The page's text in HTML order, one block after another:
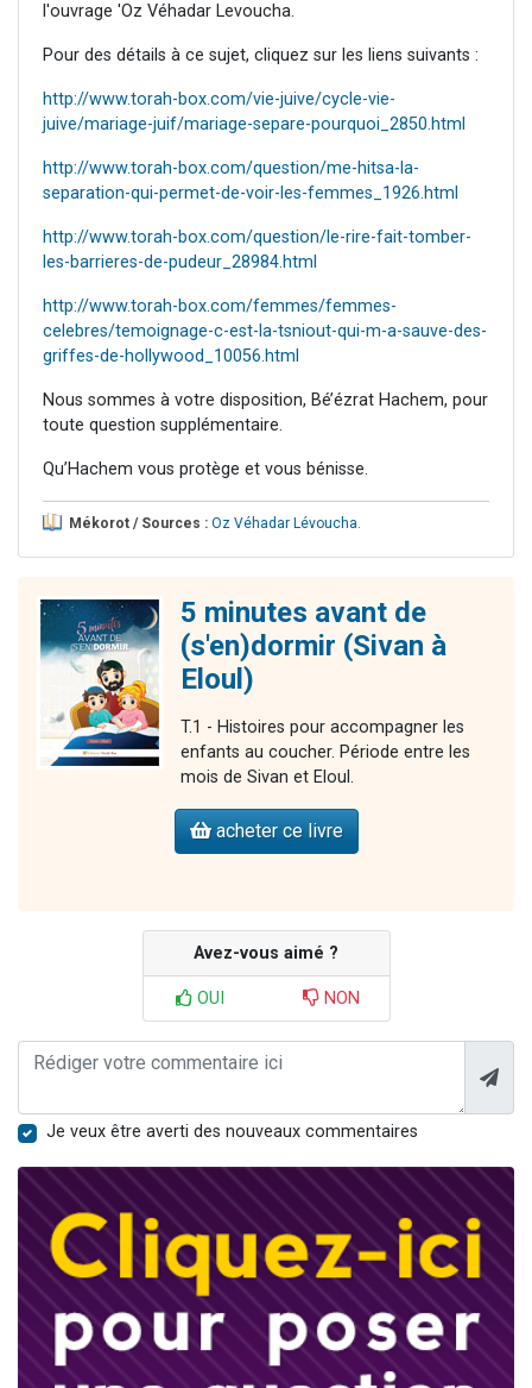
l'ouvrage 'Oz Véhadar Levoucha.
Pour des détails à ce sujet, cliquez sur les liens suivants :
http://www.torah-box.com/vie-juive/cycle-vie-
juive/mariage-juif/mariage-separe-pourquoi_2850.html
http://www.torah-box.com/question/me-hitsa-la-
separation-qui-permet-de-voir-les-femmes_1926.html
http://www.torah-box.com/question/le-rire-fait-tomber-
les-barrieres-de-pudeur_28984.html
http://www.torah-box.com/femmes/femmes-
celebres/temoignage-c-est-la-tsniout-qui-m-a-sauve-des-
griffes-de-hollywood_10056.html
Nous sommes à votre disposition, Bé’ézrat Hachem, pour
toute question supplémentaire.
Qu’Hachem vous protège et vous bénisse.
Mékorot / Sources : Oz Véhadar Lévoucha.
5 minutes avant de
(s'en)dormir (Sivan à
Eloul)
T.1 - Histoires pour accompagner les
enfants au coucher. Période entre les
mois de Sivan et Eloul.
acheter ce livre
Avez-vous aimé ?
OUI NON
Je veux être averti des nouveaux commentaires